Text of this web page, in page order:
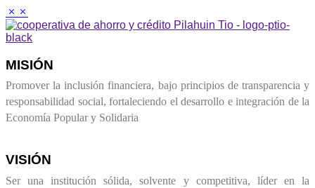
M
MISIÓN
Promover la inclusión financiera, bajo principios de transparencia y
responsabilidad social, fortaleciendo el desarrollo e integración de la
Economía Popular y Solidaria
VISIÓN
Ser una institución sólida, solvente y competitiva, líder en la